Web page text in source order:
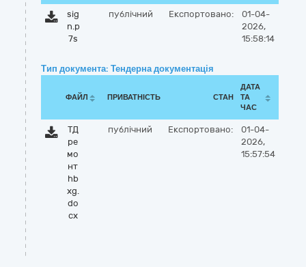
sig
n.p
7s
публічний Експортовано:
01-04-
2026,
15:58:14
Тип документа: Тендерна документація
ФАЙЛ ПРИВАТНІСТЬ СТАН
ДАТА
ТА
ЧАС
ТД
ре
мо
нт
hb
xg.
do
cx
публічний Експортовано:
01-04-
2026,
15:57:54